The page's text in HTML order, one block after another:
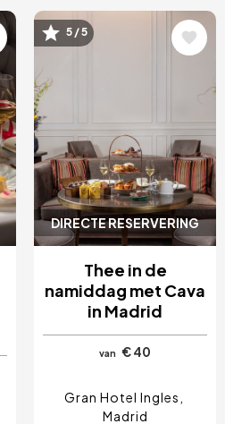
DIRECTE RESERVERING
Afbeelding
5 / 5
Thee in de
namiddag met Cava
in Madrid
van € 40
Gran Hotel Ingles
Madrid